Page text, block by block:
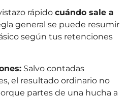
rápido cuándo sale a
general se puede resumir
según tus retenciones
Salvo contadas
el resultado ordinario no
partes de una hucha a